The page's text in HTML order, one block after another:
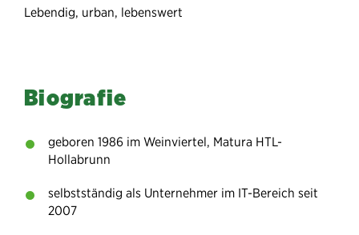
Lebendig, urban, lebenswert
Biografie
geboren 1986 im Weinviertel, Matura HTL-
Hollabrunn
selbstständig als Unternehmer im IT-Bereich seit
2007